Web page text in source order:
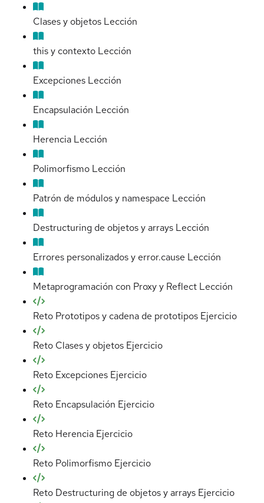
Clases y objetos Lección
this y contexto Lección
Excepciones Lección
Encapsulación Lección
Herencia Lección
Polimorfismo Lección
Patrón de módulos y namespace Lección
Destructuring de objetos y arrays Lección
Errores personalizados y error.cause Lección
Metaprogramación con Proxy y Reflect Lección
Reto Prototipos y cadena de prototipos Ejercicio
Reto Clases y objetos Ejercicio
Reto Excepciones Ejercicio
Reto Encapsulación Ejercicio
Reto Herencia Ejercicio
Reto Polimorfismo Ejercicio
Reto Destructuring de objetos y arrays Ejercicio